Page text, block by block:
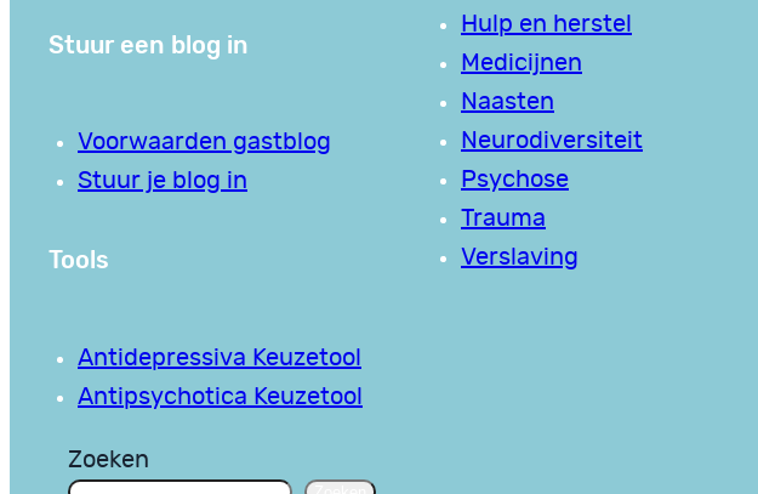
Stuur een blog in
Voorwaarden gastblog
Stuur je blog in
Tools
Antidepressiva Keuzetool
Antipsychotica Keuzetool
Hulp en herstel
Medicijnen
Naasten
Neurodiversiteit
Psychose
Trauma
Verslaving
Zoeken